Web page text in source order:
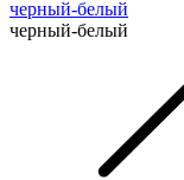
черный-белый